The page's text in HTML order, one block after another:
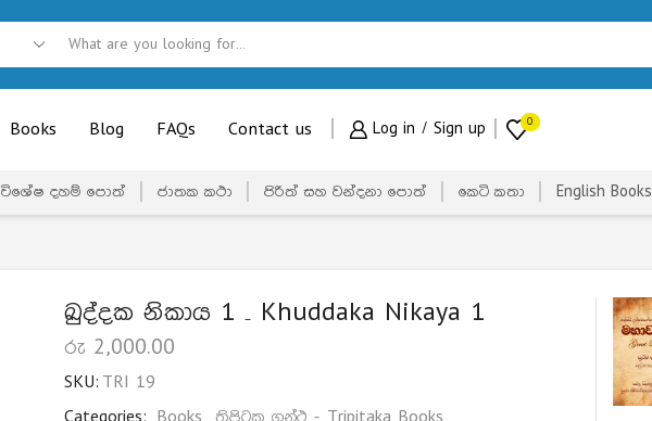
Books Blog FAQs Contact us Log in / Sign up 0
විශේෂ දහම් පොත් ජාතක කථා පිරිත් සහ වන්දනා පොත් කෙටි කතා English Books
ඛුද්දක නිකාය 1 – Khuddaka Nikaya 1
රු 2,000.00
SKU: TRI 19
Categories:
Books, ත්‍රිපිටක ග්‍රන්ථ - Tripitaka Books